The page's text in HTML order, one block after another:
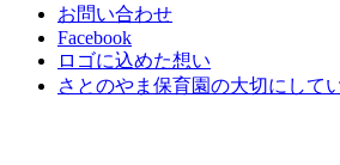
お問い合わせ
Facebook
ロゴに込めた想い
さとのやま保育園の大切にして